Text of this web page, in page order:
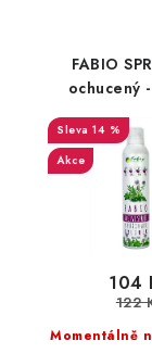
FABIO
ochucený
250ml
14 %
Akce
Momentálně
104
122